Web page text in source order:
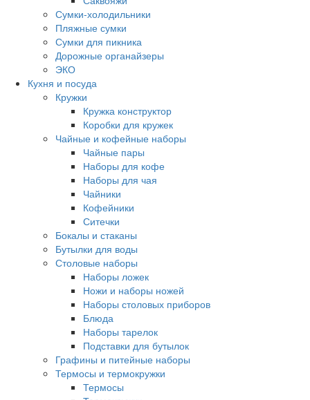
Сумки-холодильники
Пляжные сумки
Сумки для пикника
Дорожные органайзеры
ЭКО
Кухня и посуда
Кружки
Кружка конструктор
Коробки для кружек
Чайные и кофейные наборы
Чайные пары
Наборы для кофе
Наборы для чая
Чайники
Кофейники
Ситечки
Бокалы и стаканы
Бутылки для воды
Столовые наборы
Наборы ложек
Ножи и наборы ножей
Наборы столовых приборов
Блюда
Наборы тарелок
Подставки для бутылок
Графины и питейные наборы
Термосы и термокружки
Термосы